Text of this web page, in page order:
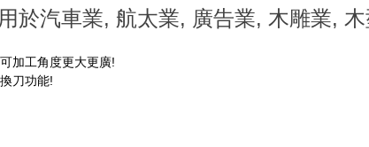
於汽車業, 航太業, 廣告業, 木雕業,
加工角度更大更廣!
刀功能!